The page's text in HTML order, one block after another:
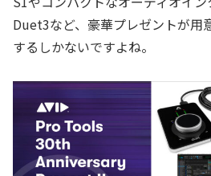
Duet3など、豪華プレゼントが用
するしかないですよね。